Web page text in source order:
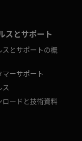
スとサポート
スとサポートの概
マーサポート
ス
ロードと技術資料